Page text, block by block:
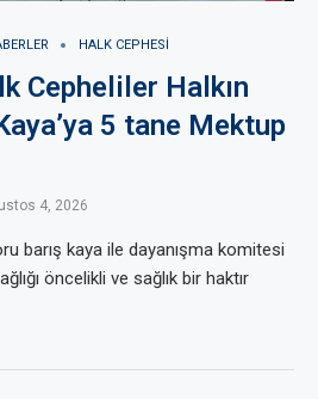
HALK CEPHESI
Cepheliler Halkın
5 tane Mektup
4, 2026
barış kaya ile dayanışma komitesi
öncelikli ve sağlık bir haktır